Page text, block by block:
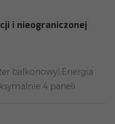
i nieograniczonej
balkonowy):Energia
4 paneli
Można ustawić do